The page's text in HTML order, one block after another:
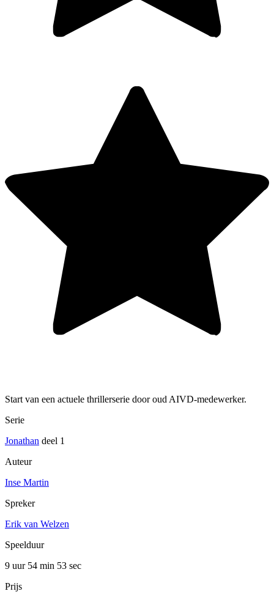
Start van een actuele thrillerserie door oud AIVD-medewerker.
Serie
Jonathan deel 1
Auteur
Inse Martin
Spreker
Erik van Welzen
Speelduur
9 uur 54 min 53 sec
Prijs